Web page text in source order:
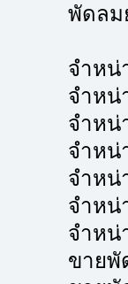
พัดลม
จำหน่
จำหน่
จำหน่
จำหน่
จำหน่
จำหน่
จำห
ขายพั